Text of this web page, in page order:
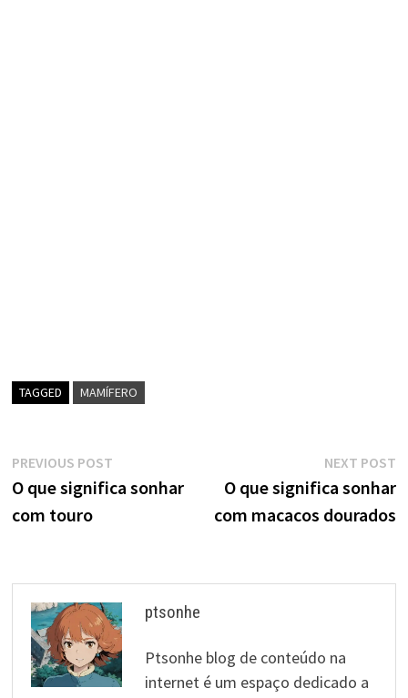
TAGGED MAMÍFERO
Navegação
de
PREVIOUS POSTPrevious
post:
O que significa sonhar
com touro
NEXT POST
O que significa sonhar
com macacos dourados
ptsonhe
Ptsonhe blog de conteúdo na
internet é um espaço dedicado a